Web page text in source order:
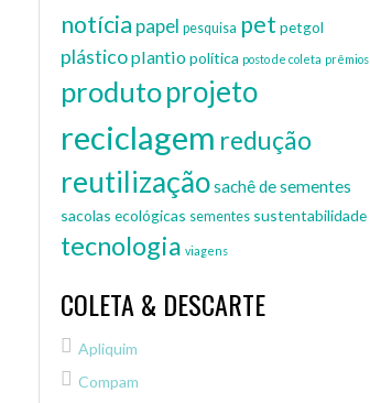
notícia papel pesquisa pet petgol
plásticoplantiopolítica posto de coleta prêmios
produtoprojeto
reciclagem redução
reutilizaçãosachê de sementes
sacolas ecológicas sementes sustentabilidade
tecnologia viagens
COLETA & DESCARTE
Apliquim
Compam